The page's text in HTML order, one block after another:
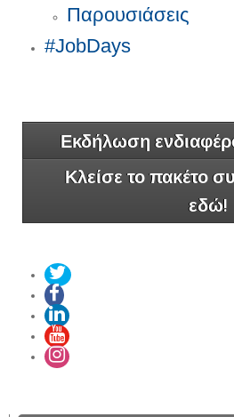
Παρουσιάσεις
#JobDays
Εκδήλωση
Κλείσε το πακέτο
εδώ!